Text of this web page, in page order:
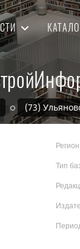
(73)
Регион
Тип